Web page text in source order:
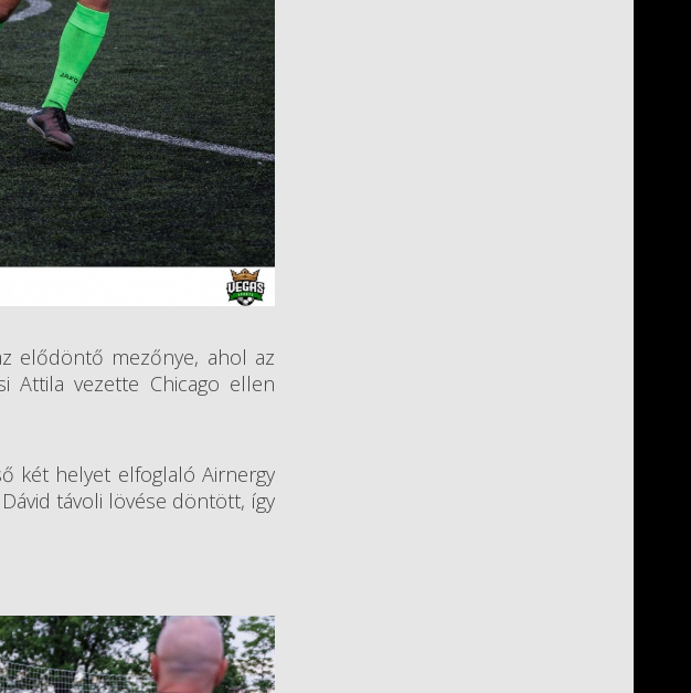
elődöntő mezőnye, ahol az
Attila vezette Chicago ellen
két helyet elfoglaló Airnergy
távoli lövése döntött, így